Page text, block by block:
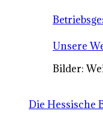
Unsere
Bilder:
Die Hessische